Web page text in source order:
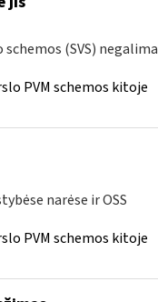
(SVS) negalima
PVM schemos kitoje
narėse ir OSS
PVM schemos kitoje